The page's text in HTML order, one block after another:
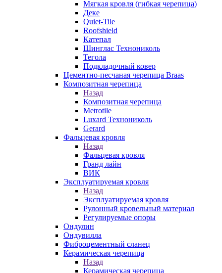
Мягкая кровля (гибкая черепица)
Деке
Quiet-Tile
Roofshield
Катепал
Шинглас Технониколь
Тегола
Подкладочный ковер
Цементно-песчаная черепица Braas
Композитная черепица
Назад
Композитная черепица
Metrotile
Luxard Технониколь
Gerard
Фальцевая кровля
Назад
Фальцевая кровля
Гранд лайн
ВИК
Эксплуатируемая кровля
Назад
Эксплуатируемая кровля
Рулонный кровельный материал
Регулируемые опоры
Ондулин
Ондувилла
Фиброцементный сланец
Керамическая черепица
Назад
Керамическая черепица